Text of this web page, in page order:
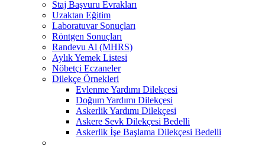
Staj Başvuru Evrakları
Uzaktan Eğitim
Laboratuvar Sonuçları
Röntgen Sonuçları
Randevu Al (MHRS)
Aylık Yemek Listesi
Nöbetçi Eczaneler
Dilekçe Örnekleri
Evlenme Yardımı Dilekçesi
Doğum Yardımı Dilekçesi
Askerlik Yardımı Dilekçesi
Askere Sevk Dilekçesi Bedelli
Askerlik İşe Başlama Dilekçesi Bedelli